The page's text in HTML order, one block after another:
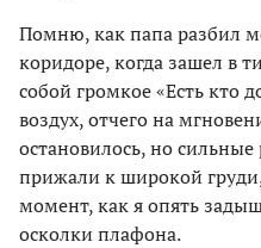
Помню, как папа разбил
коридоре, когда зашел в
собой громкое «Есть кто
воздух, отчего на
остановилось, но
прижали к широкой
момент, как я опять
осколки плафона.